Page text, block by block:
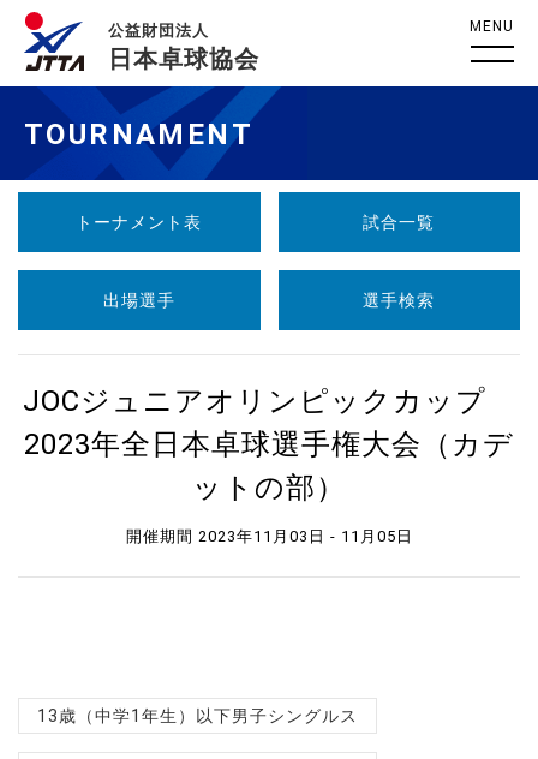
公益財団法人
日本卓球協会
MENU
TOURNAMENT
トーナメント表 試合一覧
出場選手 選手検索
JOCジュニアオリンピックカップ
2023年全日本卓球選手権大会（カデ
ットの部）
開催期間 2023年11月03日 - 11月05日
13歳（中学1年生）以下男子シングルス